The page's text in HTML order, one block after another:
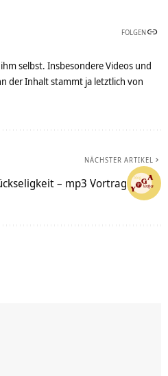
FOLGEN
selbst. Insbesondere Videos und
der Inhalt stammt ja letztlich von
NÄCHSTER ARTIKEL
– mp3 Vortrag